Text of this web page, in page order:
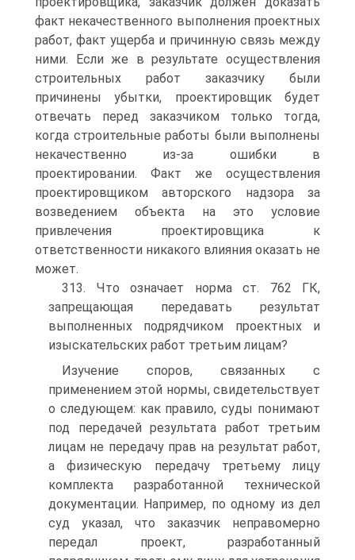
факт некачественного выполнения проектных
работ, факт ущерба и причинную связь между
ними. Если же в результате осуществления
строительных работ заказчику были
причинены убытки, проектировщик будет
отвечать перед заказчиком только тогда,
когда строительные работы были выполнены
некачественно из-за ошибки в
проектировании. Факт же осуществления
проектировщиком авторского надзора за
возведением объекта на это условие
привлечения проектировщика к
ответственности никакого влияния оказать не
может.
313. Что означает норма ст. 762 ГК,
запрещающая передавать результат
выполненных подрядчиком проектных и
изыскательских работ третьим лицам?
Изучение споров, связанных с
применением этой нормы, свидетельствует
о следующем: как правило, суды понимают
под передачей результата работ третьим
лицам не передачу прав на результат работ,
а физическую передачу третьему лицу
комплекта разработанной технической
документации. Например, по одному из дел
суд указал, что заказчик неправомерно
передал проект, разработанный